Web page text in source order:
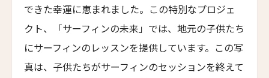
カブ・ホテル・ロードス
Cabu Hotel Rhodes
メゾン・モーブリュイユ
Maison Maubreuil
できた幸運に恵まれました。この特別なプロジェ
クト、「サーフィンの未来」では、地元の子供たち
にサーフィンのレッスンを提供しています。この写
真は、子供たちがサーフィンのセッションを終えて